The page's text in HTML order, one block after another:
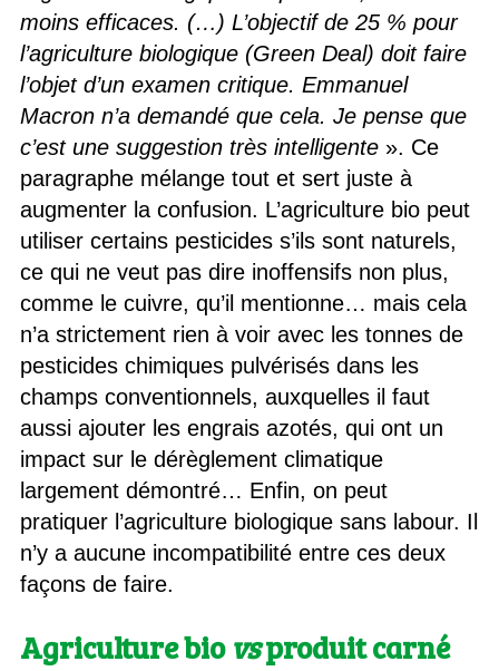
moins efficaces. (…) L’objectif de 25 % pour
l’agriculture biologique (Green Deal) doit faire
l’objet d’un examen critique. Emmanuel
Macron n’a demandé que cela. Je pense que
c’est une suggestion très intelligente». Ce
paragraphe mélange tout et sert juste à
augmenter la confusion. L’agriculture bio peut
utiliser certains pesticides s’ils sont naturels,
ce qui ne veut pas dire inoffensifs non plus,
comme le cuivre, qu’il mentionne… mais cela
n’a strictement rien à voir avec les tonnes de
pesticides chimiques pulvérisés dans les
champs conventionnels, auxquelles il faut
aussi ajouter les engrais azotés, qui ont un
impact sur le dérèglement climatique
largement démontré… Enfin, on peut
pratiquer l’agriculture biologique sans labour. Il
n’y a aucune incompatibilité entre ces deux
façons de faire.
Agriculture biovsproduit carné